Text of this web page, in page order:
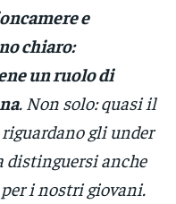
e
chiaro:
un ruolo di
. Non solo: quasi il
gli under
distinguersi anche
i nostri giovani.